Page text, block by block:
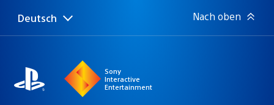
Select
a
Aktuelle
Region:
Deutsch Nach oben
Sony
Interactive
Entertainment